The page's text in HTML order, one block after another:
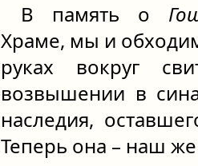
В память о
Храме, мы и
руках вокруг
возвышении в
наследия,
Теперь она – наш